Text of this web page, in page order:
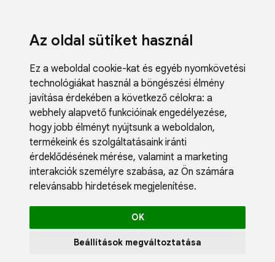
Az oldal sütiket használ
Ez a weboldal cookie-kat és egyéb nyomkövetési
technológiákat használ a böngészési élmény
javítása érdekében a következő célokra: a
webhely alapvető funkcióinak engedélyezése,
hogy jobb élményt nyújtsunk a weboldalon,
termékeink és szolgáltatásaink iránti
érdeklődésének mérése, valamint a marketing
interakciók személyre szabása, az Ön számára
relevánsabb hirdetések megjelenítése.
OK
Beállítások megváltoztatása
Blog